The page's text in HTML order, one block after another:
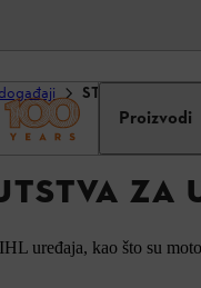
Proizvodi
događaji STIHL uputstva
ZA
uređaja, kao što su